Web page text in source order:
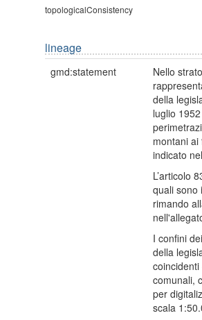
topologicalConsistency
lineage
gmd:statement
Nello
della
luglio
montani
indicato
L’articolo
quali sono
rimando
I confini
della
comunali,
per
scala